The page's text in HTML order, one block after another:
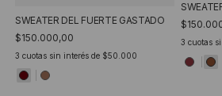
SWEATER DEL FUERTE GASTADO
$150.000,00
3 cuotas sin interés de $50.000
3 cuotas